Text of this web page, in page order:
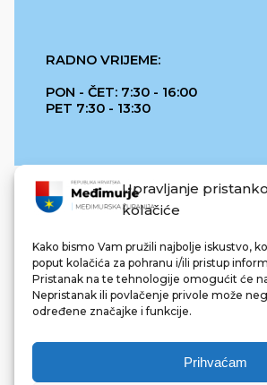
Upravljanje
kolačiće
Kako bismo Vam pružili najbolje iskustvo,
poput kolačića za pohranu i/ili pristup
Pristanak na te tehnologije omogućit će
Nepristanak ili povlačenje privole može
određene značajke i funkcije.
Prihvaćam
RADNO VRIJEME:
PON - ČET: 7:30 - 16:00
PET 7:30 - 13:30
REPUBLIKA